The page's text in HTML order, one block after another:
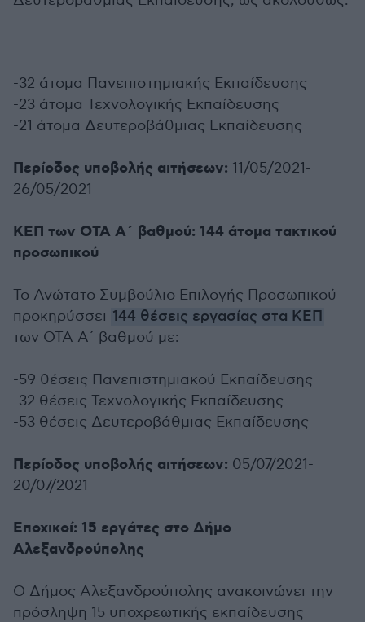
-32 άτομα Πανεπιστημιακής Εκπαίδευσης
-23 άτομα Τεχνολογικής Εκπαίδευσης
-21 άτομα Δευτεροβάθμιας Εκπαίδευσης
Περίοδος υποβολής αιτήσεων: 11/05/2021-
26/05/2021
ΚΕΠ των ΟΤΑ Α΄ βαθμού: 144 άτομα τακτικού
προσωπικού
Το Ανώτατο Συμβούλιο Επιλογής Προσωπικού
προκηρύσσει 144 θέσεις εργασίας στα ΚΕΠ
των ΟΤΑ Α΄ βαθμού με:
-59 θέσεις Πανεπιστημιακού Εκπαίδευσης
-32 θέσεις Τεχνολογικής Εκπαίδευσης
-53 θέσεις Δευτεροβάθμιας Εκπαίδευσης
Περίοδος υποβολής αιτήσεων: 05/07/2021-
20/07/2021
Εποχικοί: 15 εργάτες στο Δήμο
Αλεξανδρούπολης
Ο Δήμος Αλεξανδρούπολης ανακοινώνει την
πρόσληψη 15 υποχρεωτικής εκπαίδευσης